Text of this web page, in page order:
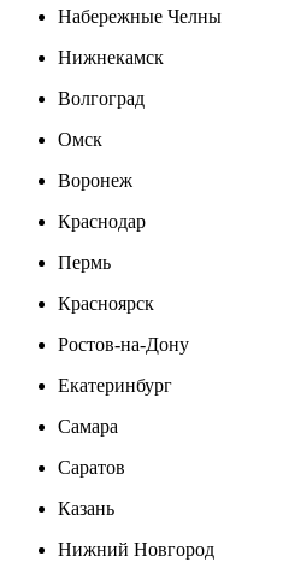
Набережные Челны
Нижнекамск
Волгоград
Омск
Воронеж
Краснодар
Пермь
Красноярск
Ростов-на-Дону
Екатеринбург
Самара
Саратов
Казань
Нижний Новгород